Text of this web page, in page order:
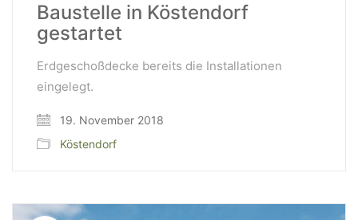
Baustelle in Köstendorf
gestartet
Erdgeschoßdecke bereits die Installationen
eingelegt.
19. November 2018
Köstendorf